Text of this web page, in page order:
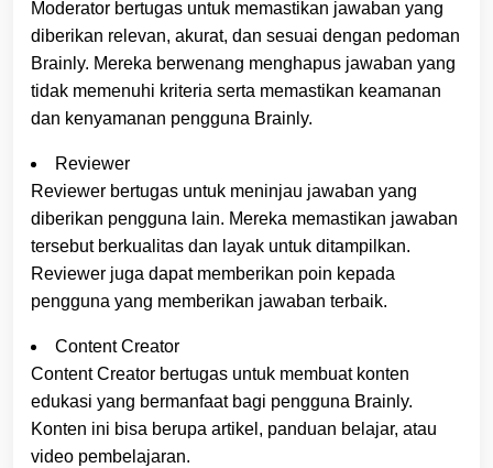
Moderator bertugas untuk memastikan jawaban yang
diberikan relevan, akurat, dan sesuai dengan pedoman
Brainly. Mereka berwenang menghapus jawaban yang
tidak memenuhi kriteria serta memastikan keamanan
dan kenyamanan pengguna Brainly.
Reviewer
Reviewer bertugas untuk meninjau jawaban yang
diberikan pengguna lain. Mereka memastikan jawaban
tersebut berkualitas dan layak untuk ditampilkan.
Reviewer juga dapat memberikan poin kepada
pengguna yang memberikan jawaban terbaik.
Content Creator
Content Creator bertugas untuk membuat konten
edukasi yang bermanfaat bagi pengguna Brainly.
Konten ini bisa berupa artikel, panduan belajar, atau
video pembelajaran.